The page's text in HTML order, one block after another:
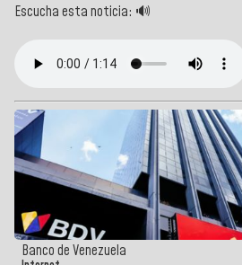
Escucha esta noticia: 🔊
Banco de Venezuela